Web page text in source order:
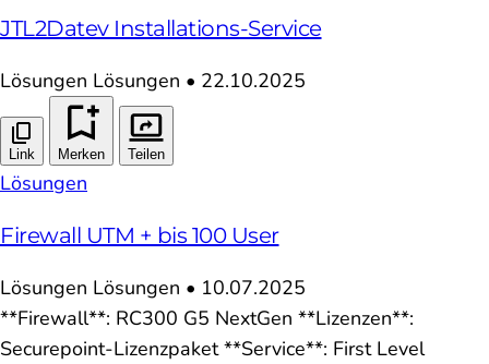
JTL2Datev Installations-Service
Lösungen Lösungen • 22.10.2025
Link Merken Teilen
Lösungen
Firewall UTM + bis 100 User
Lösungen Lösungen • 10.07.2025
**Firewall**: RC300 G5 NextGen **Lizenzen**:
Securepoint-Lizenzpaket **Service**: First Level